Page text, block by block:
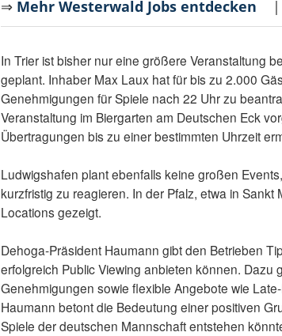
⇒ Mehr Westerwald Jobs entdecken |
In Trier ist bisher nur eine größere Veranstaltung
geplant. Inhaber Max Laux hat für bis zu 2.000
Genehmigungen für Spiele nach 22 Uhr zu
Veranstaltung im Biergarten am Deutschen Eck
Übertragungen bis zu einer bestimmten Uhrzeit
Ludwigshafen plant ebenfalls keine großen
kurzfristig zu reagieren. In der Pfalz, etwa in
Locations gezeigt.
Dehoga-Präsident Haumann gibt den Betrieben
erfolgreich Public Viewing anbieten können. Dazu
Genehmigungen sowie flexible Angebote wie
Haumann betont die Bedeutung einer positiven
Spiele der deutschen Mannschaft entstehen